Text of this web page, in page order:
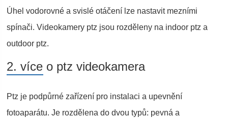
Úhel vodorovné a svislé otáčení lze nastavit mezními
spínači. Videokamery ptz jsou rozděleny na indoor ptz a
outdoor ptz.
2. více o ptz videokamera
Ptz je podpůrné zařízení pro instalaci a upevnění
fotoaparátu. Je rozdělena do dvou typů: pevná a